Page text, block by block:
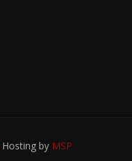
Hosting by MSP